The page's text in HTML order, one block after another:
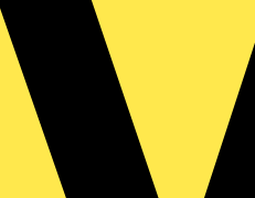
und Prüfzeugnis sind
für Verteiler und
wenn diese nur der
in dem sie untergebracht
2 Bauliche Brandabschnitte
1.600 m 2 unterteilt
Westfalen, dort gilt die
der Verteiler und
Versorgung mit SVUV
Verteiler und Leitungsnetz